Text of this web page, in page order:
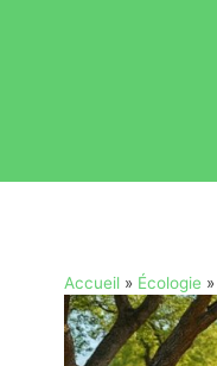
Accueil» Écologie »